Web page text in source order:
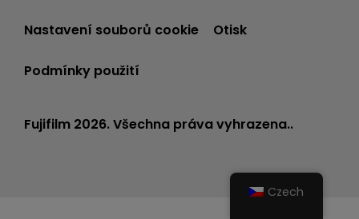
Nastavení souborů cookie Otisk
Podmínky použití
Fujifilm 2026. Všechna práva vyhrazena..
Czech